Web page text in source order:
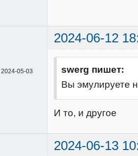
2024-06-12
2024-05-03
swerg пишет:
Вы эмулируете
И то, и другое
2024-06-13